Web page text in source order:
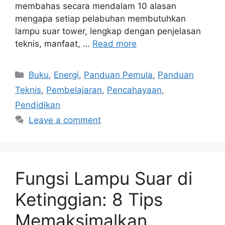
membahas secara mendalam 10 alasan
mengapa setiap pelabuhan membutuhkan
lampu suar tower, lengkap dengan penjelasan
teknis, manfaat, … Read more
Categories
Buku, Energi, Panduan Pemula, Panduan
Teknis, Pembelajaran, Pencahayaan,
Pendidikan
Leave a comment
Fungsi Lampu Suar di
Ketinggian: 8 Tips
Memaksimalkan